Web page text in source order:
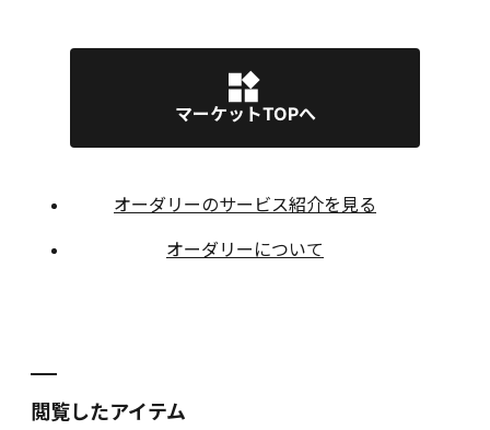
マーケットTOPへ
オーダリーのサービス紹介を見る
オーダリーについて
閲覧したアイテム